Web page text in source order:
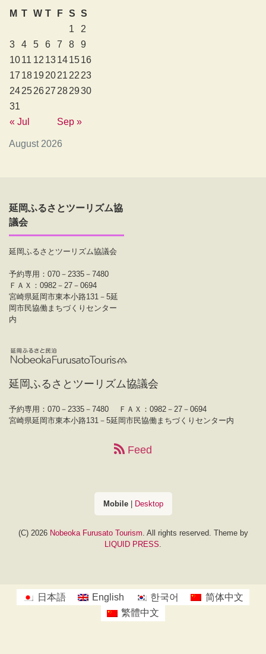
August 2026
M T W T F S S
1
2
3
4 5 6 7 8
9
1011 12 13141516
17 181920212223
24252627282930
31
« Jul
Sep »
延岡ふるさとツーリズム協
議会
延岡ふるさとツーリズム協議会
予約専用：070－2335－7480
ＦＡＸ：0982－27－0694
宮崎県延岡市東本小路131－5延
岡市民協働まちづくりセンター
内
延岡ふるさとツーリズム協議会
予約専用：070－2335－7480
ＦＡＸ：0982－27－0694
宮崎県延岡市東本小路131－5延岡市民協働まちづくりセンター内
Feed
Mobile| Desktop
(C) 2026 Nobeoka Furusato Tourism. All rights reserved. Theme by
LIQUID PRESS.
日本語 English 한국어
简体中文
繁體中文